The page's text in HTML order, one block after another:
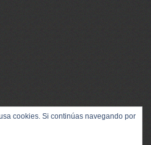
cookies. Si continúas navegando por